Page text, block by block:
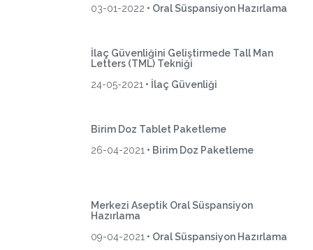
03-01-2022 • Oral Süspansiyon Hazırlama
İlaç Güvenliğini Geliştirmede Tall Man
Letters (TML) Tekniği
24-05-2021 • İlaç Güvenliği
Birim Doz Tablet Paketleme
26-04-2021 • Birim Doz Paketleme
Merkezi Aseptik Oral Süspansiyon
Hazırlama
09-04-2021 • Oral Süspansiyon Hazırlama